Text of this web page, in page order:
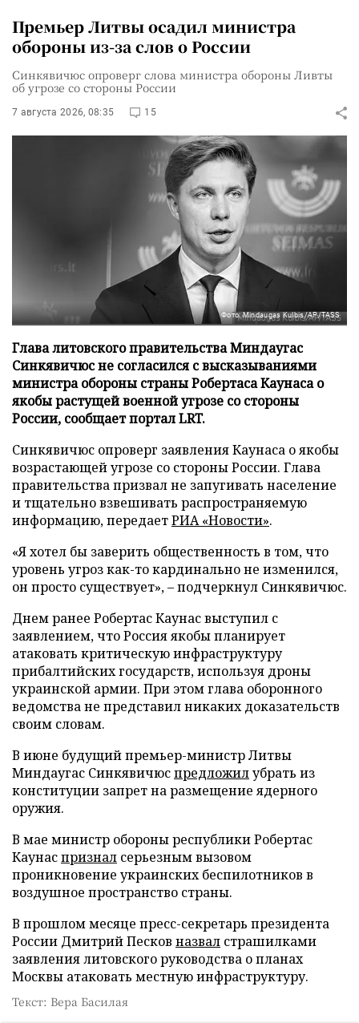
Премьер Литвы осадил министра
обороны из-за слов о России
Синкявичюс опроверг слова министра обороны Ливты
об угрозе со стороны России
7 августа 2026, 08:35 15
Фото: Mindaugas Kulbis/AP/TASS
Глава литовского правительства Миндаугас
Синкявичюс не согласился с высказываниями
министра обороны страны Робертаса Каунаса о
якобы растущей военной угрозе со стороны
России, сообщает портал LRT.
Синкявичюс опроверг заявления Каунаса о якобы
возрастающей угрозе со стороны России. Глава
правительства призвал не запугивать население
и тщательно взвешивать распространяемую
информацию, передаетРИА «Новости».
«Я хотел бы заверить общественность в том, что
уровень угроз как-то кардинально не изменился,
он просто существует», – подчеркнул Синкявичюс.
Днем ранее Робертас Каунас выступил с
заявлением, что Россия якобы планирует
атаковать критическую инфраструктуру
прибалтийских государств, используя дроны
украинской армии. При этом глава оборонного
ведомства не представил никаких доказательств
своим словам.
В июне будущий премьер-министр Литвы
Миндаугас Синкявичюспредложилубрать из
конституции запрет на размещение ядерного
оружия.
В мае министр обороны республики Робертас
Каунаспризнал серьезным вызовом
проникновение украинских беспилотников в
воздушное пространство страны.
В прошлом месяце пресс-секретарь президента
России Дмитрий Песков назвал страшилками
заявления литовского руководства о планах
Москвы атаковать местную инфраструктуру.
Текст: Вера Басилая